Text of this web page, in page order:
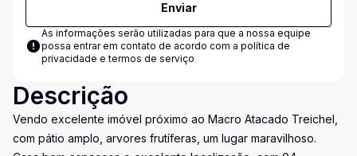
Enviar
As informações serão utilizadas para que a nossa equipe
possa entrar em contato de acordo com a política de
privacidade e termos de serviço
Descrição
Vendo excelente imóvel próximo ao Macro Atacado Treichel,
com pátio amplo, arvores frutíferas, um lugar maravilhoso.